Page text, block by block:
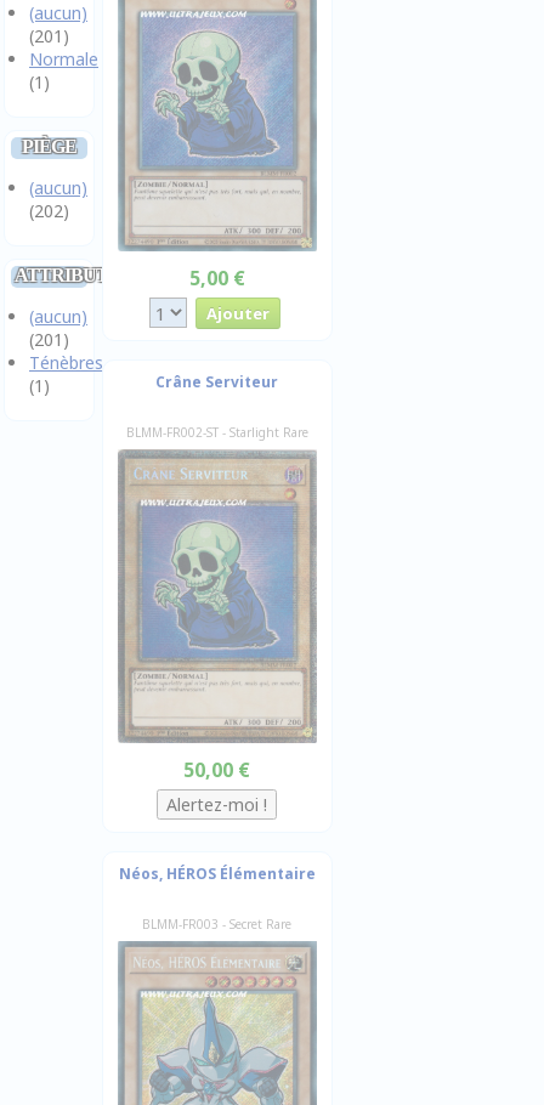
(aucun)
(201)
Normale
(1)
PIÈGE
(aucun)
(202)
ATTRIBUT
(aucun)
(201)
Ténèbres
(1)
5,00 €
Crâne Serviteur
BLMM-FR002-ST - Starlight Rare
50,00 €
Néos, HÉROS Élémentaire
BLMM-FR003 - Secret Rare